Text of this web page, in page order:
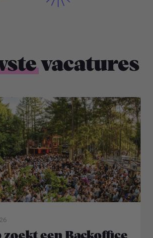
vacatures